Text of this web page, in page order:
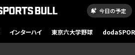
今日の予定
インターハイ 東京六大学野球